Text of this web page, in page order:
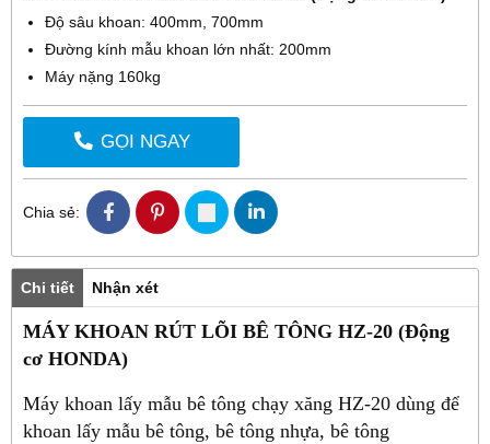
Độ sâu khoan: 400mm, 700mm
Đường kính mẫu khoan lớn nhất: 200mm
Máy nặng 160kg
GỌI NGAY
Chia sẻ:
Chi tiết Nhận xét
MÁY KHOAN RÚT LÕI BÊ TÔNG HZ-20 (Động
cơ HONDA)
Máy khoan lấy mẫu bê tông chạy xăng HZ-20 dùng để
khoan lấy mẫu bê tông, bê tông nhựa, bê tông